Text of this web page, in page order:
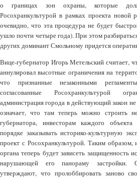
о границах зон охраны, которые
Росохранкультурой в рамках проекта новой
очевидно, что эта процедура не будет
ушло почти четыре года). При этом
других доминант Смольному придется
Вице-губернатор Игорь Метельский считает,
аннулировал высотные ограничения на
что признанные незаконными
согласованные Росохранкультурой
администрация города в действующий закон
означает, что там теперь можно строить
губернатора, инвесторам каждого
порядке заказывать историко-культурную
проект с Росохранкультурой. Таким образом,
органа теперь будет зависеть защищенность
нарушающей его панораму застройки.
утверждают, что пролоббировать заново